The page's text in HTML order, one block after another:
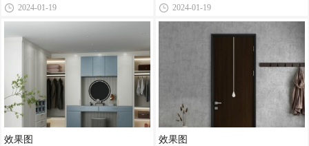
2024-01-19 2024-01-19
效果图 效果图